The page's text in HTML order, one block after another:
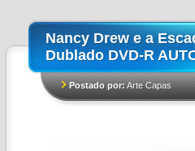
Nancy Drew e a
Dublado DVD-R
Postado por:Arte Capas